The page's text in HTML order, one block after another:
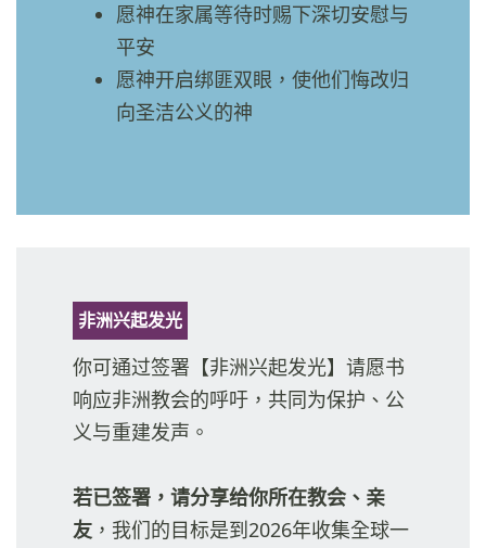
愿神在家属等待时赐下深切安慰与
平安
愿神开启绑匪双眼，使他们悔改归
向圣洁公义的神
非洲兴起发光
你可通过签署【非洲兴起发光】请愿书
响应非洲教会的呼吁，共同为保护、公
义与重建发声。
若已签署，请分享给你所在教会、亲
友 ，我们的目标是到2026年收集全球一